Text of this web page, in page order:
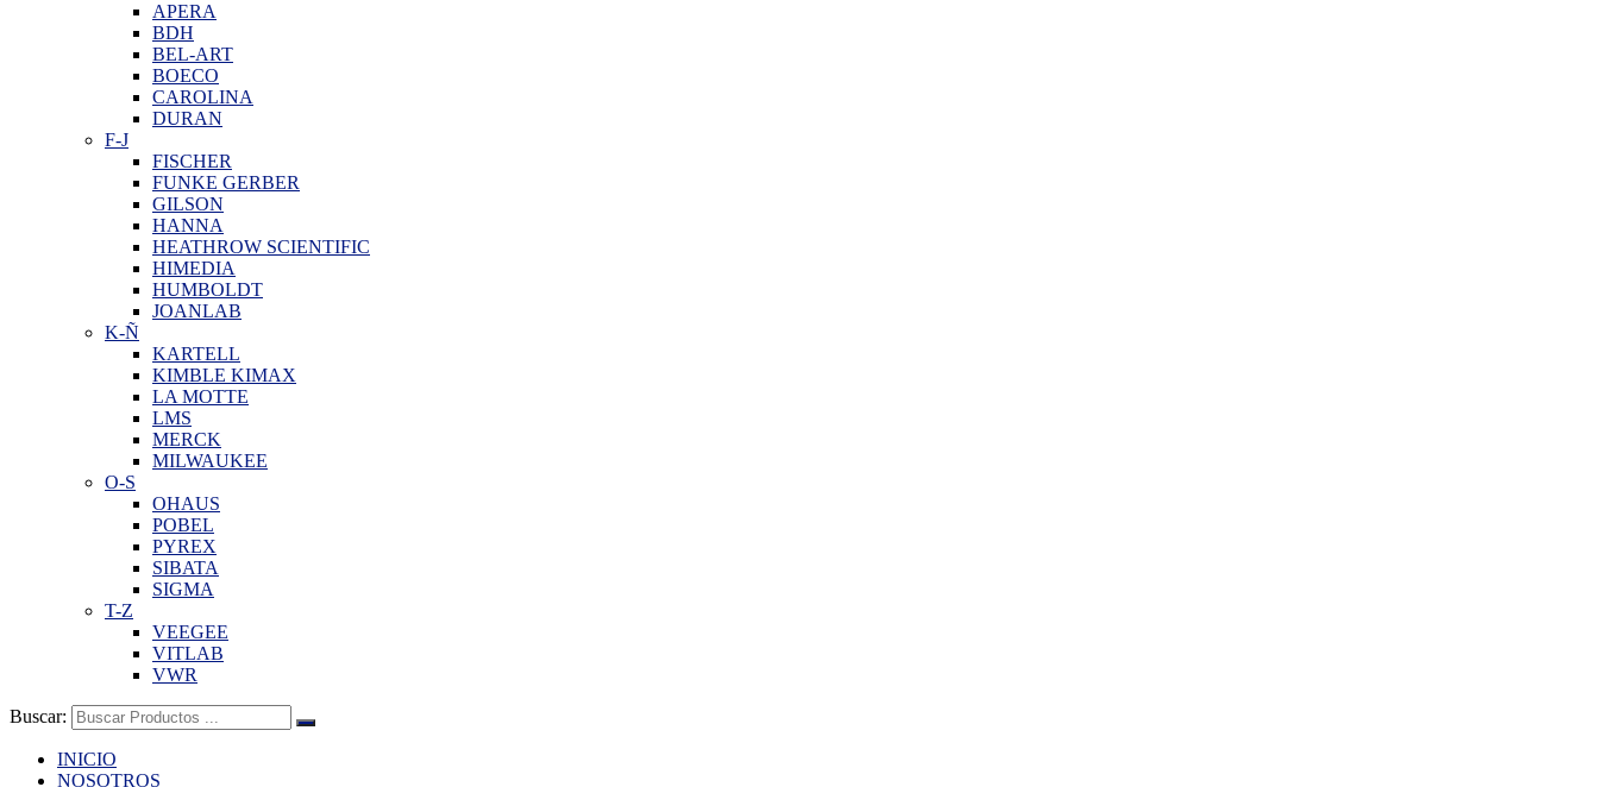
APERA
BDH
BEL-ART
BOECO
CAROLINA
DURAN
F-J
FISCHER
FUNKE GERBER
GILSON
HANNA
HEATHROW SCIENTIFIC
HIMEDIA
HUMBOLDT
JOANLAB
K-Ñ
KARTELL
KIMBLE KIMAX
LA MOTTE
LMS
MERCK
MILWAUKEE
O-S
OHAUS
POBEL
PYREX
SIBATA
SIGMA
T-Z
VEEGEE
VITLAB
VWR
Buscar:
INICIO
NOSOTROS